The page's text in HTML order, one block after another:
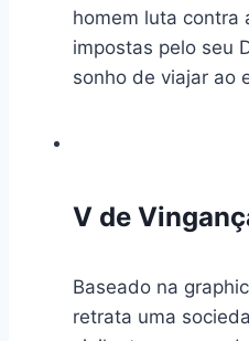
homem luta contra
impostas pelo seu
sonho de viajar ao
V de
Baseado na
retrata uma